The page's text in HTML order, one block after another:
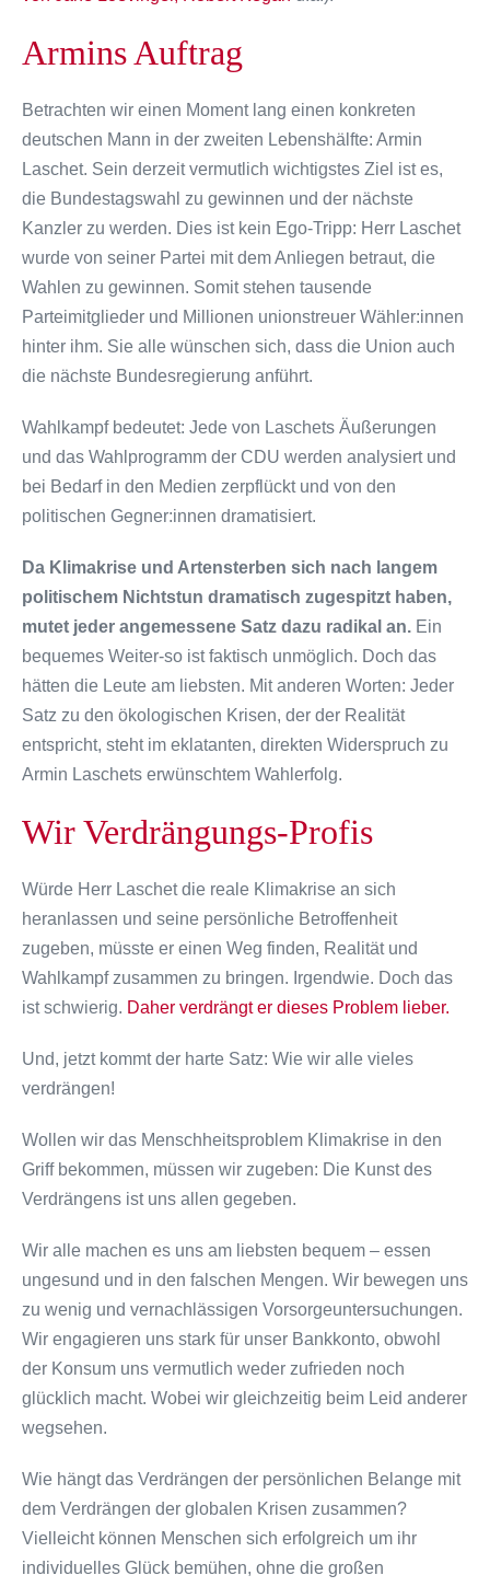
Armins Auftrag
Betrachten wir einen Moment lang einen konkreten
deutschen Mann in der zweiten Lebenshälfte: Armin
Laschet. Sein derzeit vermutlich wichtigstes Ziel ist es,
die Bundestagswahl zu gewinnen und der nächste
Kanzler zu werden. Dies ist kein Ego-Tripp: Herr Laschet
wurde von seiner Partei mit dem Anliegen betraut, die
Wahlen zu gewinnen. Somit stehen tausende
Parteimitglieder und Millionen unionstreuer Wähler:innen
hinter ihm. Sie alle wünschen sich, dass die Union auch
die nächste Bundesregierung anführt.
Wahlkampf bedeutet: Jede von Laschets Äußerungen
und das Wahlprogramm der CDU werden analysiert und
bei Bedarf in den Medien zerpflückt und von den
politischen Gegner:innen dramatisiert.
Da Klimakrise und Artensterben sich nach langem
politischem Nichtstun dramatisch zugespitzt haben,
mutet jeder angemessene Satz dazu radikal an. Ein
bequemes Weiter-so ist faktisch unmöglich. Doch das
hätten die Leute am liebsten. Mit anderen Worten: Jeder
Satz zu den ökologischen Krisen, der der Realität
entspricht, steht im eklatanten, direkten Widerspruch zu
Armin Laschets erwünschtem Wahlerfolg.
Wir Verdrängungs-Profis
Würde Herr Laschet die reale Klimakrise an sich
heranlassen und seine persönliche Betroffenheit
zugeben, müsste er einen Weg finden, Realität und
Wahlkampf zusammen zu bringen. Irgendwie. Doch das
ist schwierig. Daher verdrängt er dieses Problem lieber.
Und, jetzt kommt der harte Satz: Wie wir alle vieles
verdrängen!
Wollen wir das Menschheitsproblem Klimakrise in den
Griff bekommen, müssen wir zugeben: Die Kunst des
Verdrängens ist uns allen gegeben.
Wir alle machen es uns am liebsten bequem – essen
ungesund und in den falschen Mengen. Wir bewegen uns
zu wenig und vernachlässigen Vorsorgeuntersuchungen.
Wir engagieren uns stark für unser Bankkonto, obwohl
der Konsum uns vermutlich weder zufrieden noch
glücklich macht. Wobei wir gleichzeitig beim Leid anderer
wegsehen.
Wie hängt das Verdrängen der persönlichen Belange mit
dem Verdrängen der globalen Krisen zusammen?
Vielleicht können Menschen sich erfolgreich um ihr
individuelles Glück bemühen, ohne die großen